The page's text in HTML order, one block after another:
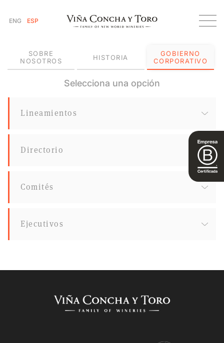
ENG ESP
SOBRE
NOSOTROS
HISTORIA
GOBIERNO
CORPORATIVO
Selecciona una opción
Lineamientos
Directorio
Comités
Ejecutivos